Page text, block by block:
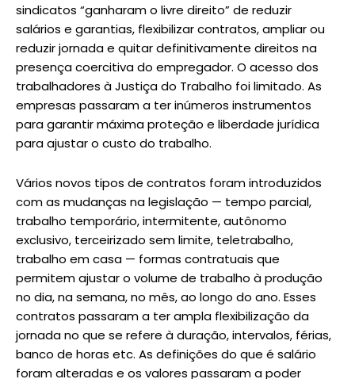
sindicatos “ganharam o livre direito” de reduzir
salários e garantias, flexibilizar contratos, ampliar ou
reduzir jornada e quitar definitivamente direitos na
presença coercitiva do empregador. O acesso dos
trabalhadores à Justiça do Trabalho foi limitado. As
empresas passaram a ter inúmeros instrumentos
para garantir máxima proteção e liberdade jurídica
para ajustar o custo do trabalho.
Vários novos tipos de contratos foram introduzidos
com as mudanças na legislação — tempo parcial,
trabalho temporário, intermitente, autônomo
exclusivo, terceirizado sem limite, teletrabalho,
trabalho em casa — formas contratuais que
permitem ajustar o volume de trabalho à produção
no dia, na semana, no mês, ao longo do ano. Esses
contratos passaram a ter ampla flexibilização da
jornada no que se refere à duração, intervalos, férias,
banco de horas etc. As definições do que é salário
foram alteradas e os valores passaram a poder